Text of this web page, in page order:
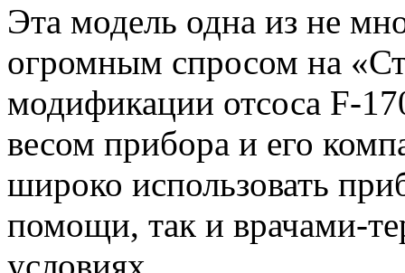
Эта модель одна из не
огромным спросом на
модификации отсоса F-
весом прибора и его
широко использовать
помощи, так и врачами-
условиях.